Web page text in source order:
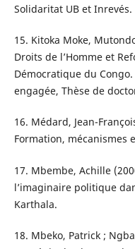
Solidaritat UB et Inrevés.
15. Kitoka Moke,
Droits de l’Homme et
Démocratique du
engagée, Thèse de
16. Médard, Jean-
Formation, mécanismes
17. Mbembe, Achille
l’imaginaire politique
Karthala.
18. Mbeko, Patrick ;